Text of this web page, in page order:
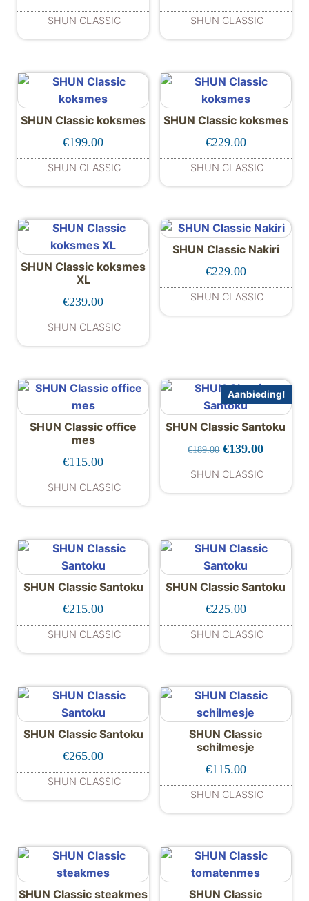
SHUN CLASSIC SHUN CLASSIC
SHUN Classic koksmes
€199.00
SHUN CLASSIC
SHUN Classic koksmes
€229.00
SHUN CLASSIC
SHUN Classic koksmes
XL
€239.00
SHUN CLASSIC
SHUN Classic Nakiri
€229.00
SHUN CLASSIC
SHUN Classic office
mes
€115.00
SHUN CLASSIC
Aanbieding!
SHUN Classic Santoku
€189.00 Oorspronkelijke
€139.00Huidige
SHUN CLASSIC
SHUN Classic Santoku
€215.00
SHUN CLASSIC
SHUN Classic Santoku
€225.00
SHUN CLASSIC
SHUN Classic Santoku
€265.00
SHUN CLASSIC
SHUN Classic
schilmesje
€115.00
SHUN CLASSIC
SHUN Classic steakmes
SHUN Classic